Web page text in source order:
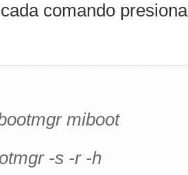
comando
miboot
-s -r -h